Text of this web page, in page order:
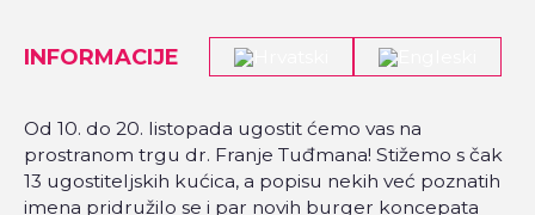
INFORMACIJE
Od 10. do 20. listopada ugostit ćemo vas na
prostranom trgu dr. Franje Tuđmana! Stižemo s čak
13 ugostiteljskih kućica, a popisu nekih već poznatih
imena pridružilo se i par novih burger koncepata